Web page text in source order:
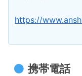
https://
携帯電話